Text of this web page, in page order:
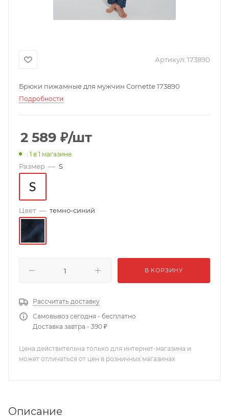
Артикул: 173890
Брюки пижамные для мужчин Cornette 173890
Подробности
2 589 ₽/шт
: 1 в 1 магазине
Размер — S
Цвет — темно-синий
В КОРЗИНУ
Рассчитать доставку
Самовывоз сегодня - бесплатно
Доставка завтра - 390 ₽
Цена действительна только для интернет-магазина и
может отличаться от цен в розничных магазинах
Описание